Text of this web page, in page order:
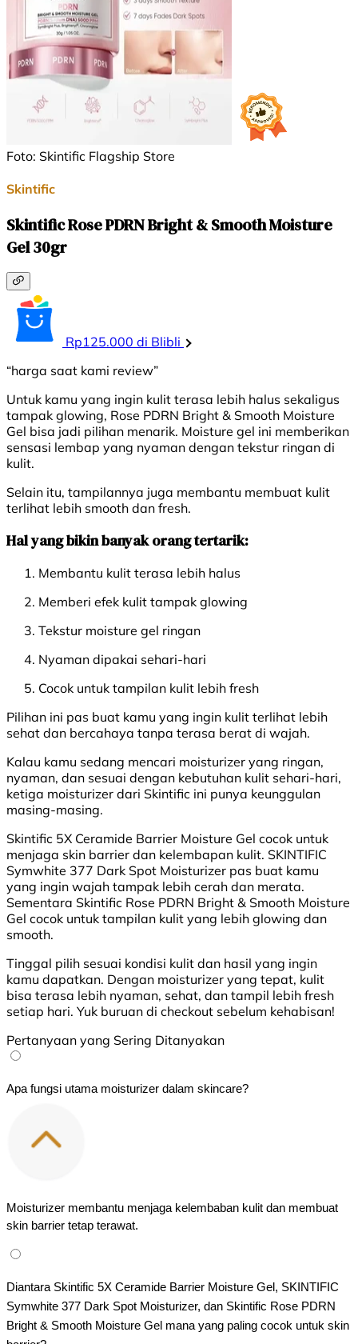
Foto: Skintific Flagship Store
Skintific
Skintific Rose PDRN Bright & Smooth Moisture
Gel 30gr
Rp125.000 di Blibli
“harga saat kami review”
Untuk kamu yang ingin kulit terasa lebih halus sekaligus
tampak glowing, Rose PDRN Bright & Smooth Moisture
Gel bisa jadi pilihan menarik. Moisture gel ini memberikan
sensasi lembap yang nyaman dengan tekstur ringan di
kulit.
Selain itu, tampilannya juga membantu membuat kulit
terlihat lebih smooth dan fresh.
Hal yang bikin banyak orang tertarik:
Membantu kulit terasa lebih halus
Memberi efek kulit tampak glowing
Tekstur moisture gel ringan
Nyaman dipakai sehari-hari
Cocok untuk tampilan kulit lebih fresh
Pilihan ini pas buat kamu yang ingin kulit terlihat lebih
sehat dan bercahaya tanpa terasa berat di wajah.
Kalau kamu sedang mencari moisturizer yang ringan,
nyaman, dan sesuai dengan kebutuhan kulit sehari-hari,
ketiga moisturizer dari Skintific ini punya keunggulan
masing-masing.
Skintific 5X Ceramide Barrier Moisture Gel cocok untuk
menjaga skin barrier dan kelembapan kulit. SKINTIFIC
Symwhite 377 Dark Spot Moisturizer pas buat kamu
yang ingin wajah tampak lebih cerah dan merata.
Sementara Skintific Rose PDRN Bright & Smooth Moisture
Gel cocok untuk tampilan kulit yang lebih glowing dan
smooth.
Tinggal pilih sesuai kondisi kulit dan hasil yang ingin
kamu dapatkan. Dengan moisturizer yang tepat, kulit
bisa terasa lebih nyaman, sehat, dan tampil lebih fresh
setiap hari. Yuk buruan di checkout sebelum kehabisan!
Pertanyaan yang Sering Ditanyakan
Apa fungsi utama moisturizer dalam skincare?
Moisturizer membantu menjaga kelembaban kulit dan membuat
skin barrier tetap terawat.
Diantara Skintific 5X Ceramide Barrier Moisture Gel, SKINTIFIC
Symwhite 377 Dark Spot Moisturizer, dan Skintific Rose PDRN
Bright & Smooth Moisture Gel mana yang paling cocok untuk skin